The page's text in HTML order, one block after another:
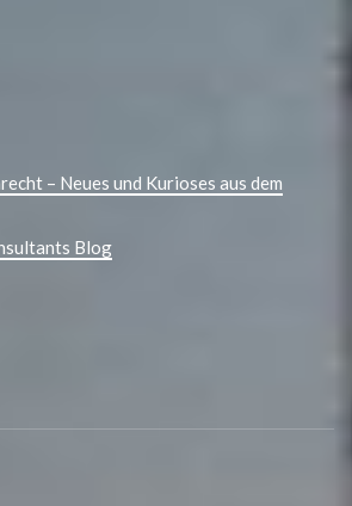
– Neues und Kurioses aus dem
Blog